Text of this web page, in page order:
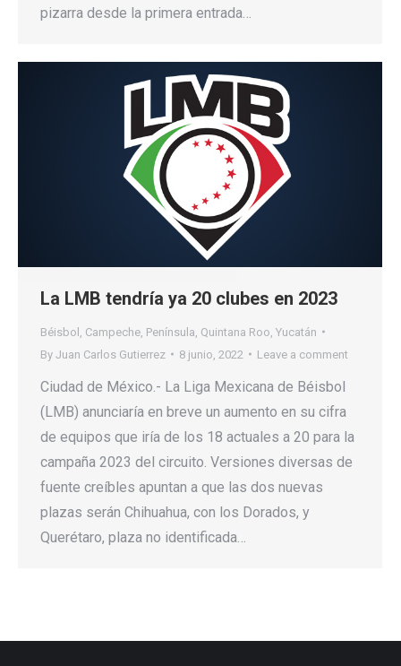
pizarra desde la primera entrada…
La LMB tendría ya 20 clubes en 2023
Béisbol Campeche Península Quintana Roo Yucatán
By Juan Carlos Gutierrez 8 junio, 2022 Leave a comment
Ciudad de México.- La Liga Mexicana de Béisbol
(LMB) anunciaría en breve un aumento en su cifra
de equipos que iría de los 18 actuales a 20 para la
campaña 2023 del circuito. Versiones diversas de
fuente creíbles apuntan a que las dos nuevas
plazas serán Chihuahua, con los Dorados, y
Querétaro, plaza no identificada…